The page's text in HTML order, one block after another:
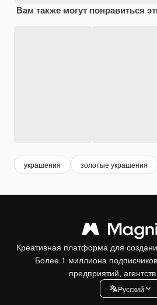
Вам также могут понравиться
украшения золотые украшения
Креативная платформа для
Более 1 миллиона
предприятий,
Pусский